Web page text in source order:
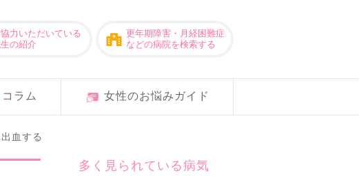
力いただいている
の紹介
更年期障害・月経困難症
などの病院を検索する
コラム 女性のお悩みガイド
血する
多く見られている病気